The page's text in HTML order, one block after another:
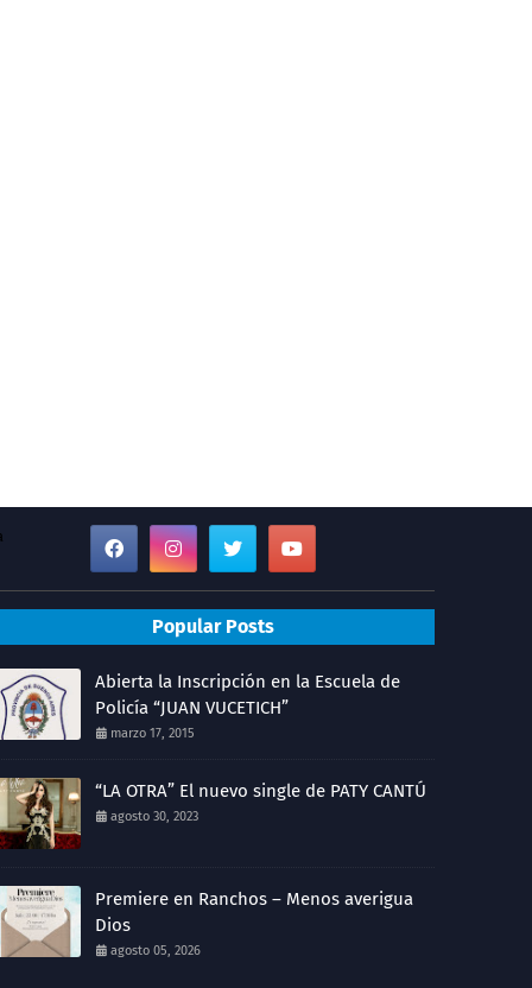
Popular Posts
Abierta la Inscripción en la Escuela de
Policía “JUAN VUCETICH”
marzo 17, 2015
“LA OTRA” El nuevo single de PATY CANTÚ
agosto 30, 2023
Premiere en Ranchos – Menos averigua
Dios
agosto 05, 2026